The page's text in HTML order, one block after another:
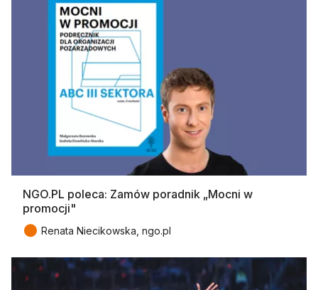
NGO.PL poleca: Zamów poradnik „Mocni w
promocji"
● Renata Niecikowska, ngo.pl